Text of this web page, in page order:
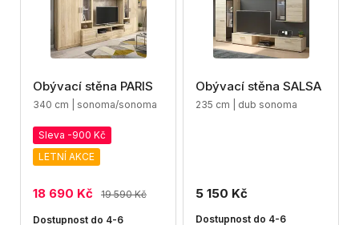
Obývací stěna PARIS
340 cm | sonoma/sonoma
Sleva -900 Kč
LETNÍ AKCE
18 690 Kč 19 590 Kč
Dostupnost do 4-6
Obývací stěna SALSA
235 cm | dub sonoma
5 150 Kč
Dostupnost do 4-6